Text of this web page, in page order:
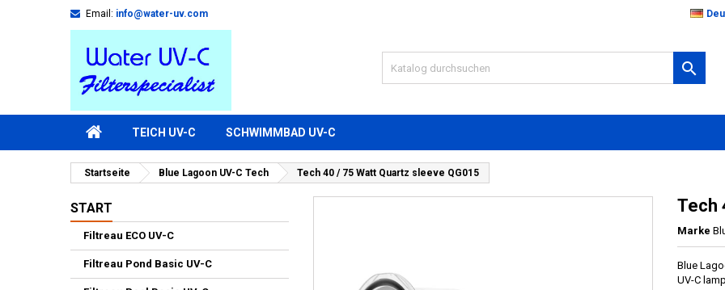
Email: info@water-uv.com

TEICH UV-C SCHWIMMBAD UV-C
Startseite Blue Lagoon UV-C Tech Tech 40 / 75 Watt Quartz sleeve QG015
START
Filtreau ECO UV-C
Filtreau Pond Basic UV-C
Tech
Marke
Blue
UV-C lamp